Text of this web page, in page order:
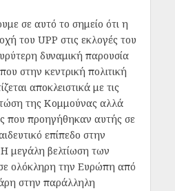
σε αυτό το σημείο ότι η
του UPP στις εκλογές του
δυναμική παρουσία
στην κεντρική πολιτική
αποκλειστικά με τις
της Κομμούνας αλλά
που προηγήθηκαν αυτής σε
επίπεδο στην
Η μεγάλη βελτίωση των
ολόκληρη την Ευρώπη από
στην παράλληλη